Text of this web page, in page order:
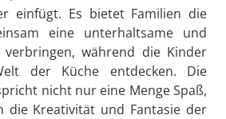
einfügt. Es bietet Familien die
eine unterhaltsame und
während die Kinder
der Küche entdecken. Die
nicht nur eine Menge Spaß,
die Kreativität und Fantasie der